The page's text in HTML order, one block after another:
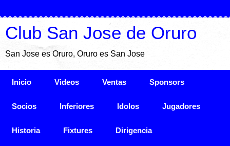
Club San Jose de Oruro
San Jose es Oruro, Oruro es San Jose
Inicio Videos Ventas Sponsors
Socios Inferiores Idolos Jugadores
Historia Fixtures Dirigencia